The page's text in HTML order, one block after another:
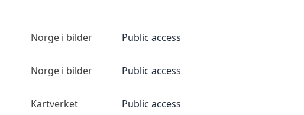
Norge i bilder Public access
Norge i bilder Public access
Kartverket Public access